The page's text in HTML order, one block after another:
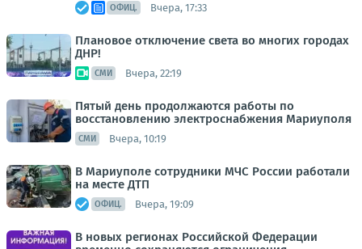
ОФИЦ. Вчера, 17:33
Плановое отключение света во многих городах
ДНР!
СМИ Вчера, 22:19
Пятый день продолжаются работы по
восстановлению электроснабжения Мариуполя
СМИ Вчера, 10:19
В Мариуполе сотрудники МЧС России работали
на месте ДТП
ОФИЦ. Вчера, 19:09
В новых регионах Российской Федерации